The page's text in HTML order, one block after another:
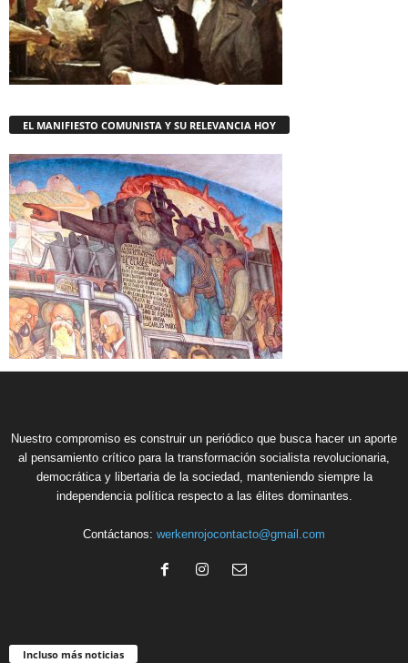
EL MANIFIESTO COMUNISTA Y SU RELEVANCIA HOY
Nuestro compromiso es construir un periódico que busca hacer un aporte
al pensamiento crítico para la transformación socialista revolucionaria,
democrática y libertaria de la sociedad, manteniendo siempre la
independencia política respecto a las élites dominantes.
Contáctanos: werkenrojocontacto@gmail.com
Incluso más noticias